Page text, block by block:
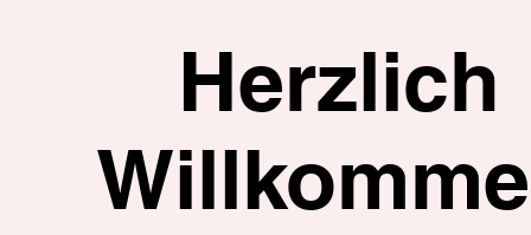
Herzlich